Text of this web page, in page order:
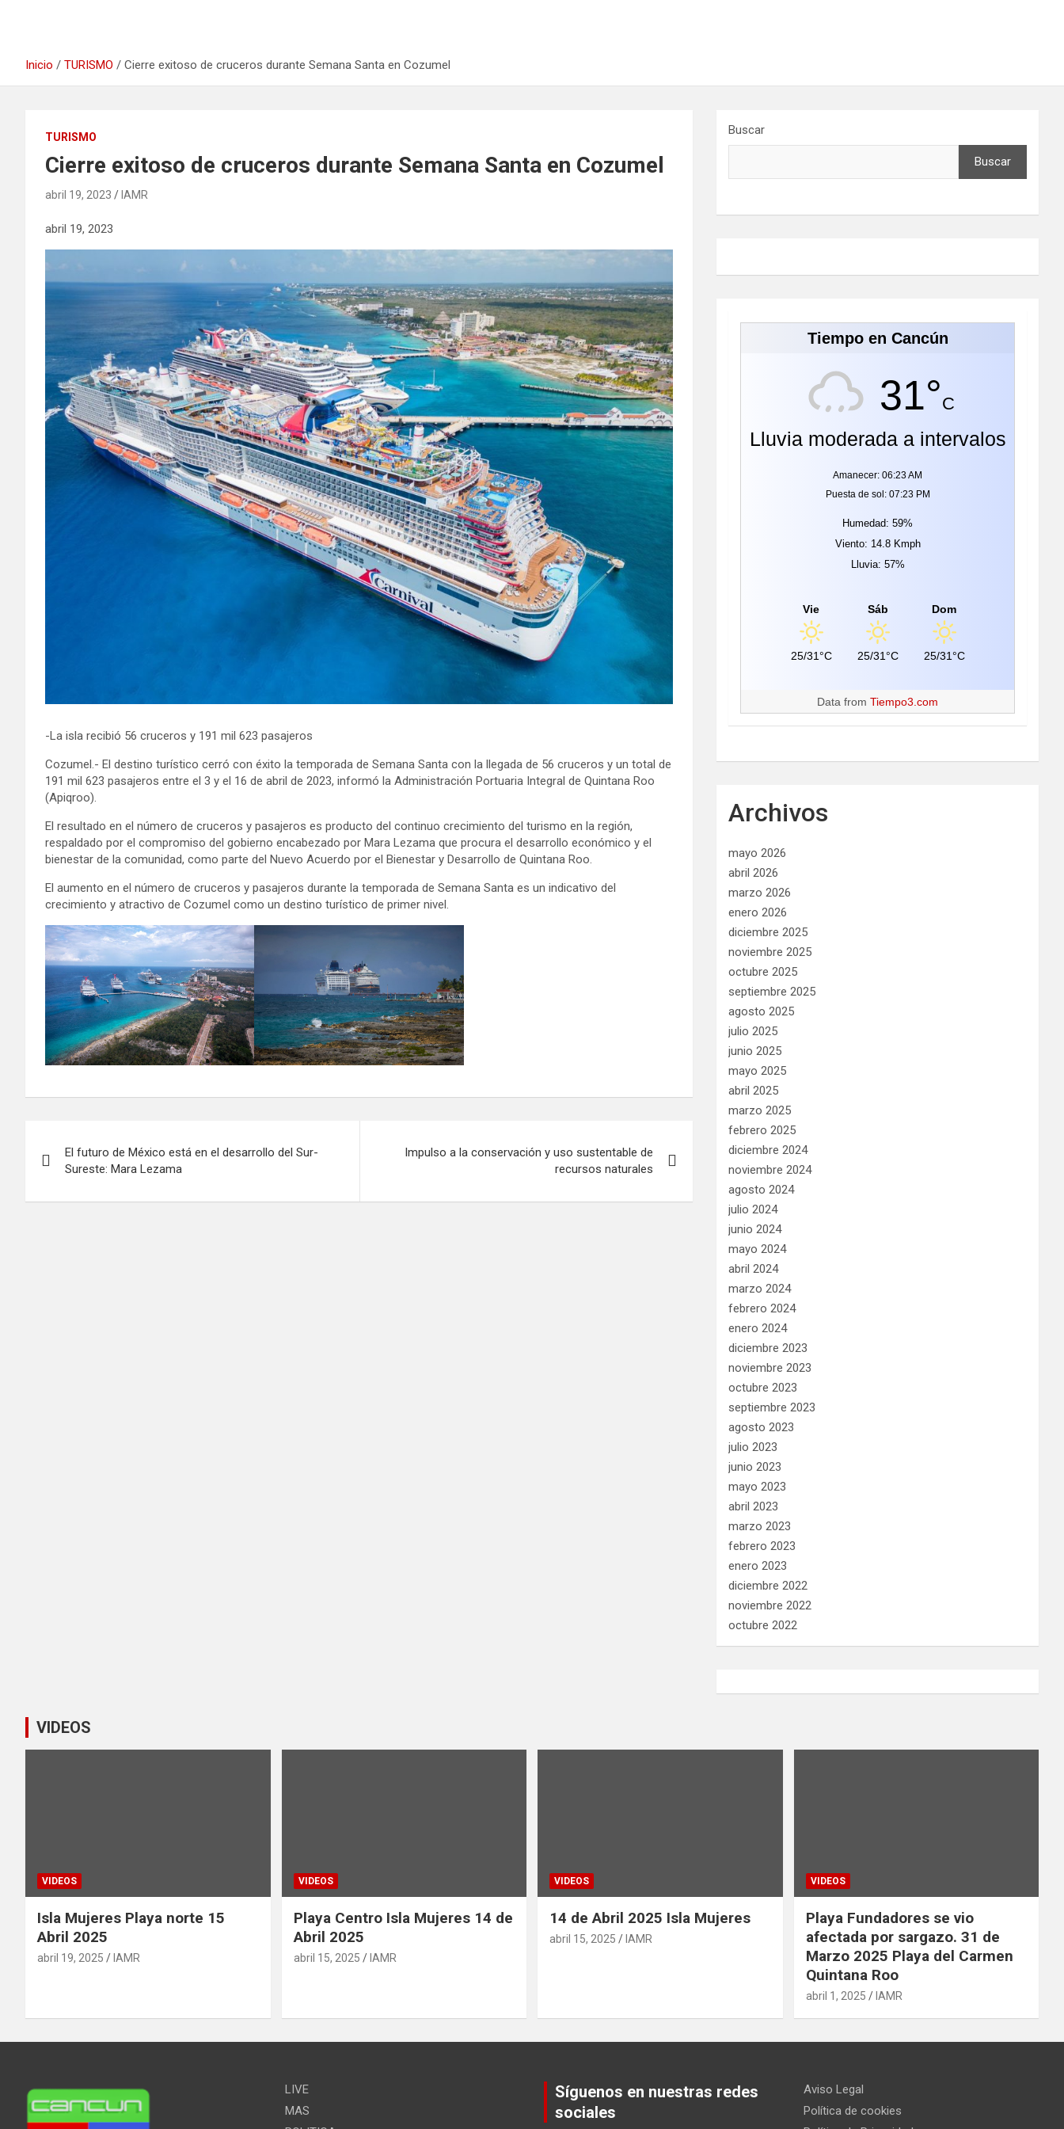
Inicio TURISMO Cierre exitoso de cruceros durante Semana Santa en Cozumel
TURISMO
Cierre exitoso de cruceros durante Semana Santa en Cozumel
abril 19, 2023 IAMR
abril 19, 2023
-La isla recibió 56 cruceros y 191 mil 623 pasajeros
Cozumel.- El destino turístico cerró con éxito la temporada de Semana Santa con la llegada de 56 cruceros y un total de
191 mil 623 pasajeros entre el 3 y el 16 de abril de 2023, informó la Administración Portuaria Integral de Quintana Roo
(Apiqroo).
El resultado en el número de cruceros y pasajeros es producto del continuo crecimiento del turismo en la región,
respaldado por el compromiso del gobierno encabezado por Mara Lezama que procura el desarrollo económico y el
bienestar de la comunidad, como parte del Nuevo Acuerdo por el Bienestar y Desarrollo de Quintana Roo.
El aumento en el número de cruceros y pasajeros durante la temporada de Semana Santa es un indicativo del
crecimiento y atractivo de Cozumel como un destino turístico de primer nivel.
de
entradas
El futuro de México está en el desarrollo del Sur-
Sureste: Mara Lezama
Impulso a la conservación y uso sustentable de
recursos naturales
Buscar
Buscar
Tiempo en Cancún
31°C
Lluvia moderada a intervalos
Amanecer: 06:23 AM
Puesta de sol: 07:23 PM
Humedad: 59%
Viento: 14.8 Kmph
Lluvia: 57%
Vie
25/31°C
Sáb
25/31°C
Dom
25/31°C
Data fromTiempo3.com
Archivos
mayo 2026
abril 2026
marzo 2026
enero 2026
diciembre 2025
noviembre 2025
octubre 2025
septiembre 2025
agosto 2025
julio 2025
junio 2025
mayo 2025
abril 2025
marzo 2025
febrero 2025
diciembre 2024
noviembre 2024
agosto 2024
julio 2024
junio 2024
mayo 2024
abril 2024
marzo 2024
febrero 2024
enero 2024
diciembre 2023
noviembre 2023
octubre 2023
septiembre 2023
agosto 2023
julio 2023
junio 2023
mayo 2023
abril 2023
marzo 2023
febrero 2023
enero 2023
diciembre 2022
noviembre 2022
octubre 2022
VIDEOS
VIDEOS
Isla Mujeres Playa norte 15
Abril 2025
abril 19, 2025 IAMR
VIDEOS
Playa Centro Isla Mujeres 14 de
Abril 2025
abril 15, 2025 IAMR
VIDEOS
14 de Abril 2025 Isla Mujeres
abril 15, 2025 IAMR
VIDEOS
Playa Fundadores se vio
afectada por sargazo. 31 de
Marzo 2025 Playa del Carmen
Quintana Roo
abril 1, 2025 IAMR
LIVE
MAS
Síguenos en nuestras redes
sociales
Aviso Legal
Política de cookies